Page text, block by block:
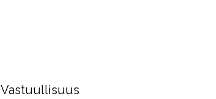
Vastuullisuus